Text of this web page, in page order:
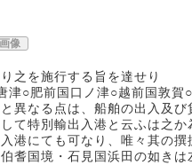
像
之を施行する旨を達せり
○肥前国口ノ津○越前国敦賀
異なる点は、船舶の出入及
て特別輸出入港と云ふは之
港にても可なり、唯々其の
耆国境・石見国浜田の如き